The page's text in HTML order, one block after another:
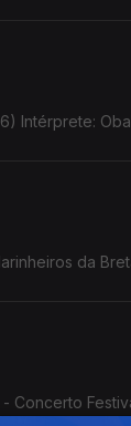
Intérprete:
da
Concerto